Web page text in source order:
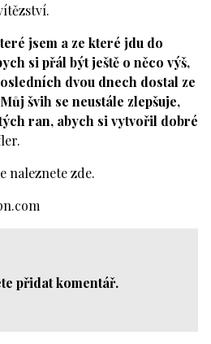
jsem a ze které jdu do
si přál být ještě o něco výš,
dvou dnech dostal ze
švih se neustále zlepšuje,
ran, abych si vytvořil dobré
naleznete zde.
přidat komentář.